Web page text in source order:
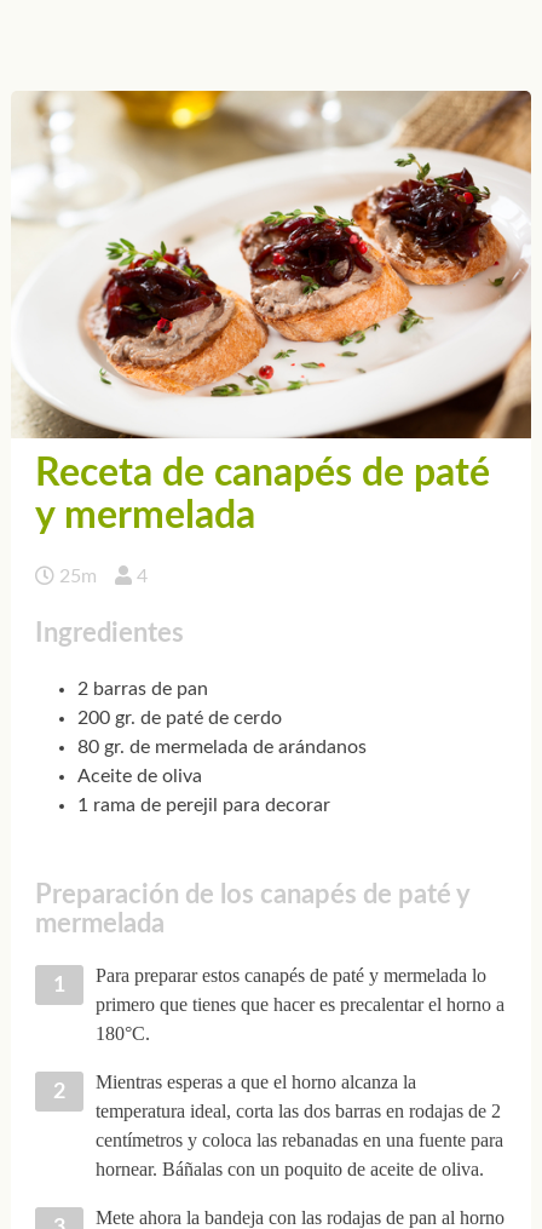
Receta de canapés de paté
y mermelada
25m 4
Ingredientes
2 barras de pan
200 gr. de paté de cerdo
80 gr. de mermelada de arándanos
Aceite de oliva
1 rama de perejil para decorar
Preparación de los canapés de paté y
mermelada
Para preparar estos canapés de paté y mermelada lo
primero que tienes que hacer es precalentar el horno a
180°C.
Mientras esperas a que el horno alcanza la
temperatura ideal, corta las dos barras en rodajas de 2
centímetros y coloca las rebanadas en una fuente para
hornear. Báñalas con un poquito de aceite de oliva.
Mete ahora la bandeja con las rodajas de pan al horno